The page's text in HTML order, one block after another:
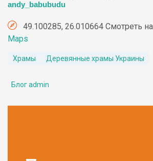
andy_babubudu
49.100285, 26.010664 Смотреть на
Maps
Храмы Деревянные храмы Украины
Блог admin